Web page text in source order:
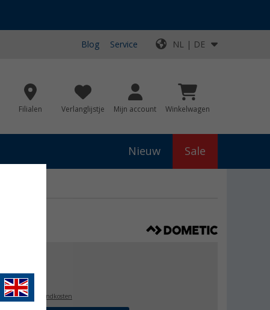
Blog Service NL | DE
Filialen Verlanglijstje Mijn account Winkelwagen
Nieuw Sale
BTWplus verzendkosten